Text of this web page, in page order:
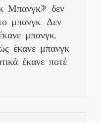
Μπανγκ» δεν
μπανγκ. Δεν
μπανγκ,
έκανε μπανγκ
έκανε ποτέ